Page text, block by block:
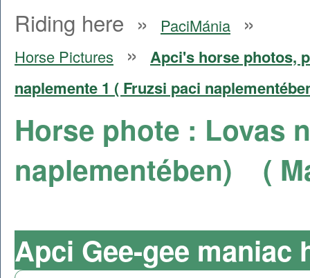
Riding here » PaciMánia »
Horse Pictures »
Apci's horse photos,
naplemente 1 ( Fruzsi paci
Horse phote : Lovas
naplementében) (
Apci Gee-gee maniac